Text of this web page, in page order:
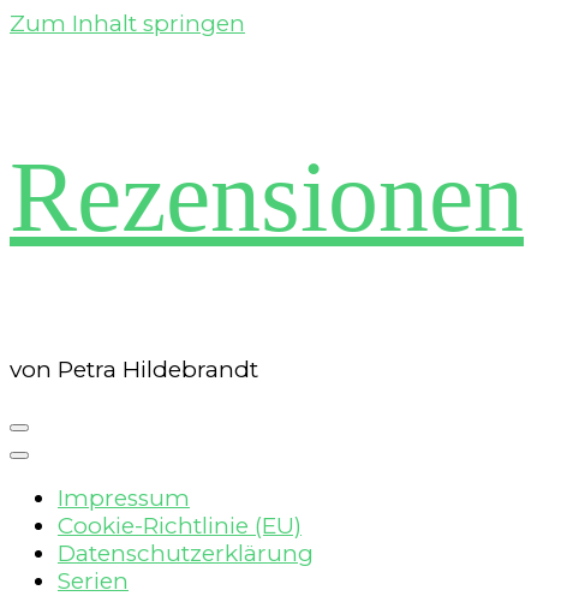
Zum Inhalt springen
Rezensionen
von Petra Hildebrandt
Impressum
Cookie-Richtlinie (EU)
Datenschutzerklärung
Serien